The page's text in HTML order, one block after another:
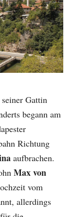
Gattin
begann am
Richtung
aufbrachen.
Max von
vom
allerdings